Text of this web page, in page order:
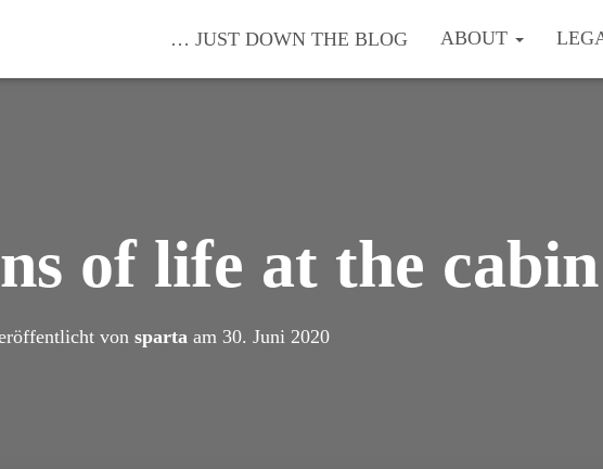
… JUST DOWN THE BLOG ABOUT
of life at the cabin
von spartaam 30. Juni 2020